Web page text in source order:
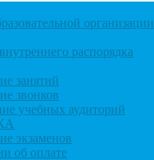
организации
распорядка
занятий
звонков
учебных аудиторий
экзаменов
об оплате